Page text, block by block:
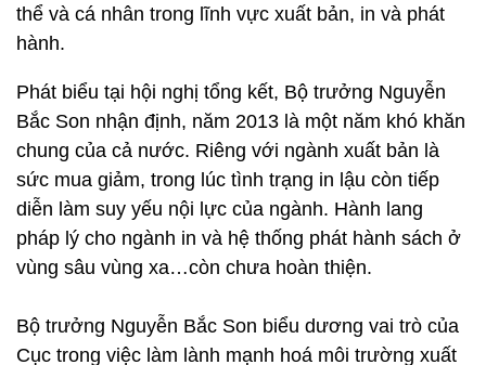
thể và cá nhân trong lĩnh vực xuất bản, in và phát
hành.
Phát biểu tại hội nghị tổng kết, Bộ trưởng Nguyễn
Bắc Son nhận định, năm 2013 là một năm khó khăn
chung của cả nước. Riêng với ngành xuất bản là
sức mua giảm, trong lúc tình trạng in lậu còn tiếp
diễn làm suy yếu nội lực của ngành. Hành lang
pháp lý cho ngành in và hệ thống phát hành sách ở
vùng sâu vùng xa…còn chưa hoàn thiện.
Bộ trưởng Nguyễn Bắc Son biểu dương vai trò của
Cục trong việc làm lành mạnh hoá môi trường xuất